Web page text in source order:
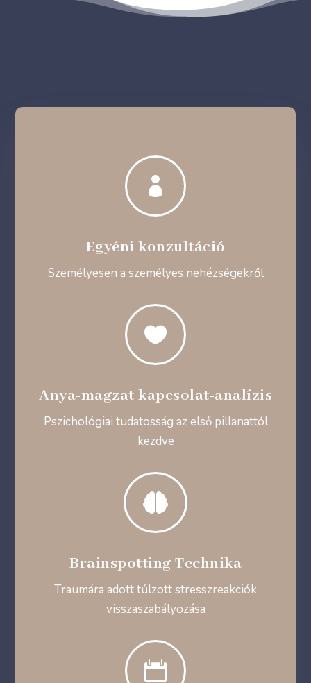

Egyéni konzultáció
Személyesen a személyes nehézségekről

Anya-magzat kapcsolat-analízis
Pszichológiai tudatosság az első pillanattól
kezdve

Brainspotting Technika
Traumára adott túlzott stresszreakciók
visszaszabályozása
